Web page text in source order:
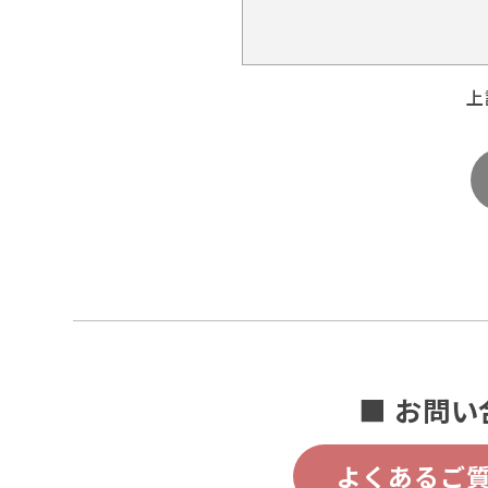
■ お問い
よくあるご